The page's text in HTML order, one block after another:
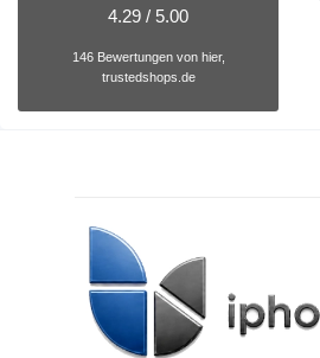
4.29 / 5.00
146 Bewertungen von hier,
trustedshops.de